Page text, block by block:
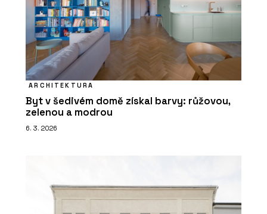
ARCHITEKTURA
Byt v šedivém domě získal barvy: růžovou,
zelenou a modrou
6. 3. 2026